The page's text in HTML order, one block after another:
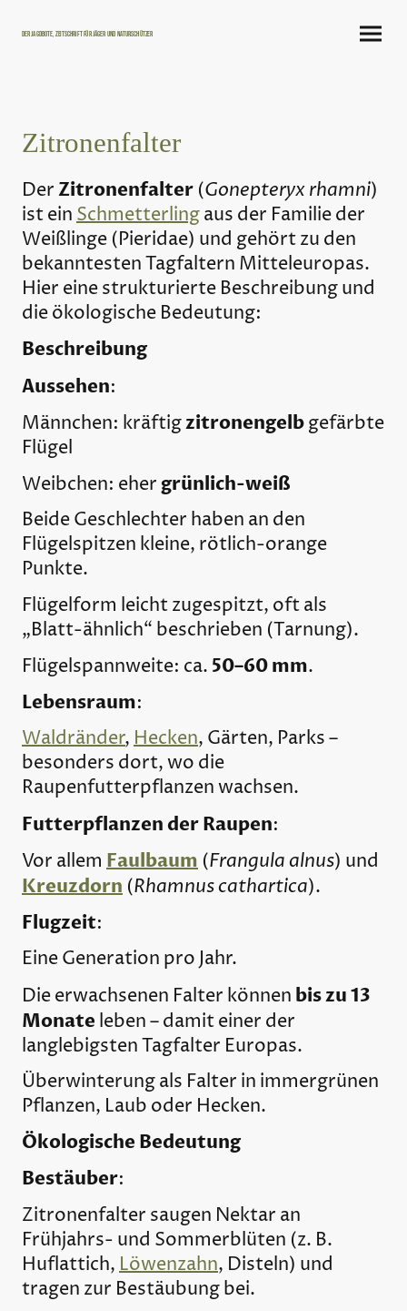
Der Jagdbote, Zeitschrift für Jäger und Naturschützer
Zitronenfalter
DerZitronenfalter (Gonepteryx rhamni)
ist einSchmetterlingaus der Familie der
Weißlinge (Pieridae) und gehört zu den
bekanntesten Tagfaltern Mitteleuropas.
Hier eine strukturierte Beschreibung und
die ökologische Bedeutung:
Beschreibung
Aussehen:
Männchen: kräftigzitronengelbgefärbte
Flügel
Weibchen: eher grünlich-weiß
Beide Geschlechter haben an den
Flügelspitzen kleine, rötlich-orange
Punkte.
Flügelform leicht zugespitzt, oft als
„Blatt-ähnlich“ beschrieben (Tarnung).
Flügelspannweite: ca. 50–60 mm.
Lebensraum:
Waldränder,Hecken, Gärten, Parks –
besonders dort, wo die
Raupenfutterpflanzen wachsen.
Futterpflanzen der Raupen:
Vor allem Faulbaum (Frangula alnus) und
Kreuzdorn (Rhamnus cathartica).
Flugzeit:
Eine Generation pro Jahr.
Die erwachsenen Falter können bis zu 13
Monate leben – damit einer der
langlebigsten Tagfalter Europas.
Überwinterung als Falter in immergrünen
Pflanzen, Laub oder Hecken.
Ökologische Bedeutung
Bestäuber:
Zitronenfalter saugen Nektar an
Frühjahrs- und Sommerblüten (z. B.
Huflattich,Löwenzahn, Disteln) und
tragen zur Bestäubung bei.